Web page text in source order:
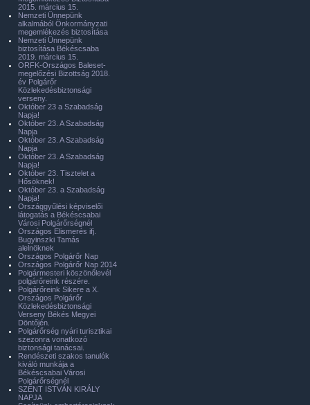
2015. március 15.
Nemzeti Ünnepünk
alkalmából Önkormányzati
megemlékezés biztosítása
Nemzeti Ünnepünk
biztosítása Békéscsaba
2019. március 15.
ORFK-Országos Baleset-
megelőzési Bizottság 2018.
év Polgárőr
Közlekedésbiztonsági
verseny.
Október 23 a Szabadság
Napja!
Október 23. A Szabadság
Napja
Október 23. A Szabadság
Napja
Október 23. A Szabadság
Napja!
Október 23. Tisztelet a
Hősöknek!
Október 23. a Szabadság
Napja!
Országgyűlési képviselői
látogatás a Békéscsabai
Városi Polgárőrségnél
Országos Elismerés ifj.
Bugyinszki Tamás
alelnöknek
Országos Polgárőr Nap
Országos Polgárőr Nap 2014
Polgármesteri köszönőlevél
polgárőreink részére.
Polgárőreink Sikere a X.
Országos Polgárőr
Közlekedésbiztonsági
Verseny Békés Megyei
Döntőjén.
Polgárőrség nyári turisztikai
szezonra vonatkozó
biztonsági tanácsai.
Rendészeti szakos tanulók
kiváló munkája a
Békéscsabai Városi
Polgárőrségnél
SZENT ISTVÁN KIRÁLY
NAPJA